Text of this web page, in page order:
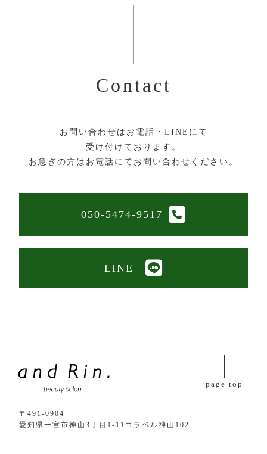
Contact
お問い合わせはお電話・LINEにて
受け付けております。
お急ぎの方はお電話にてお問い合わせください。
050-5474-9517
LINE
〒491-0904
愛知県一宮市神山3丁目1-11コラベル神山102
page top